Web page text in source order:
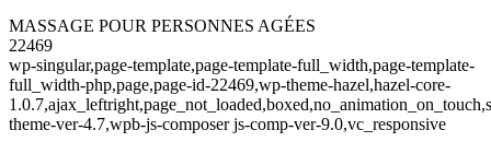
MASSAGE POUR PERSONNES AGÉES
22469
wp-singular,page-template,page-template-full_width,page-template-
full_width-php,page,page-id-22469,wp-theme-hazel,hazel-core-
theme-ver-4.7,wpb-js-composer js-comp-ver-9.0,vc_responsive